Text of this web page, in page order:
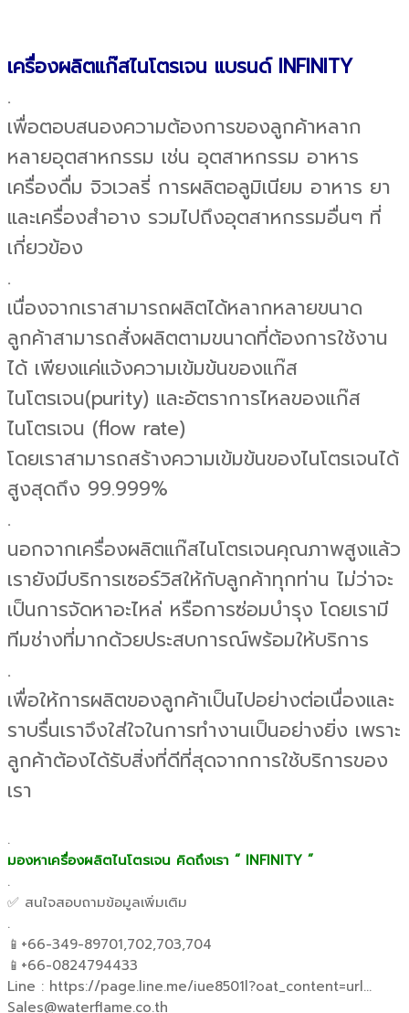
เครื่องผลิตแก๊สไนโตรเจน แบรนด์ INFINITY
.
เพื่อตอบสนองความต้องการของลูกค้าหลาก
หลายอุตสาหกรรม เช่น อุตสาหกรรม อาหาร
เครื่องดื่ม จิวเวลรี่ การผลิตอลูมิเนียม อาหาร ยา
และเครื่องสำอาง รวมไปถึงอุตสาหกรรมอื่นๆ ที่
เกี่ยวข้อง
.
เนื่องจากเราสามารถผลิตได้หลากหลายขนาด
ลูกค้าสามารถสั่งผลิตตามขนาดที่ต้องการใช้งาน
ได้ เพียงแค่แจ้งความเข้มข้นของแก๊ส
ไนโตรเจน(purity) และอัตราการไหลของแก๊ส
ไนโตรเจน (flow rate)
โดยเราสามารถสร้างความเข้มข้นของไนโตรเจนได้
สูงสุดถึง 99.999%
.
นอกจากเครื่องผลิตแก๊สไนโตรเจนคุณภาพสูงแล้ว
เรายังมีบริการเซอร์วิสให้กับลูกค้าทุกท่าน ไม่ว่าจะ
เป็นการจัดหาอะไหล่ หรือการซ่อมบำรุง โดยเรามี
ทีมช่างที่มากด้วยประสบการณ์พร้อมให้บริการ
.
เพื่อให้การผลิตของลูกค้าเป็นไปอย่างต่อเนื่องและ
ราบรื่นเราจึงใส่ใจในการทำงานเป็นอย่างยิ่ง เพราะ
ลูกค้าต้องได้รับสิ่งที่ดีที่สุดจากการใช้บริการของ
เรา
.
มองหาเครื่องผลิตไนโตรเจน คิดถึงเรา “ INFINITY ”
.
✅ สนใจสอบถามข้อมูลเพิ่มเติม
.
📱+66-349-89701,702,703,704
📱+66-0824794433
Line : https://page.line.me/iue8501l?oat_content=url…
Sales@waterflame.co.th